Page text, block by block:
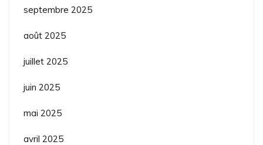
septembre 2025
août 2025
juillet 2025
juin 2025
mai 2025
avril 2025